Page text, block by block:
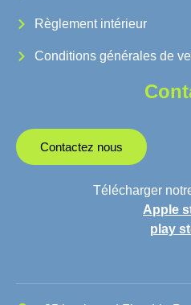
Règlement intérieur
Conditions générales de
Contactez nous
Télécharger
Apple
play